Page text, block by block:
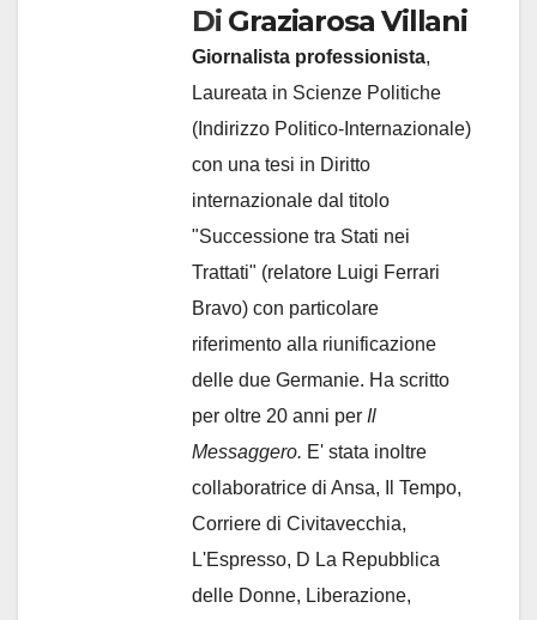
Di Graziarosa Villani
Giornalista professionista,
Laureata in Scienze Politiche
(Indirizzo Politico-Internazionale)
con una tesi in Diritto
internazionale dal titolo
"Successione tra Stati nei
Trattati" (relatore Luigi Ferrari
Bravo) con particolare
riferimento alla riunificazione
delle due Germanie. Ha scritto
per oltre 20 anni per Il
Messaggero. E' stata inoltre
collaboratrice di Ansa, Il Tempo,
Corriere di Civitavecchia,
L'Espresso, D La Repubblica
delle Donne, Liberazione,